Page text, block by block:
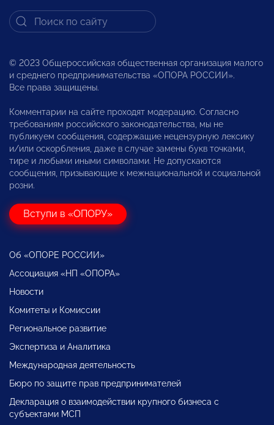
© 2023 Общероссийская общественная организация малого
и среднего предпринимательства «ОПОРА РОССИИ».
Все права защищены.
Комментарии на сайте проходят модерацию. Согласно
требованиям российского законодательства, мы не
публикуем сообщения, содержащие нецензурную лексику
и/или оскорбления, даже в случае замены букв точками,
тире и любыми иными символами. Не допускаются
сообщения, призывающие к межнациональной и социальной
розни.
Вступи в «ОПОРУ»
Об «ОПОРЕ РОССИИ»
Ассоциация «НП «ОПОРА»
Новости
Комитеты и Комиссии
Региональное развитие
Экспертиза и Аналитика
Международная деятельность
Бюро по защите прав предпринимателей
Декларация о взаимодействии крупного бизнеса с
субъектами МСП